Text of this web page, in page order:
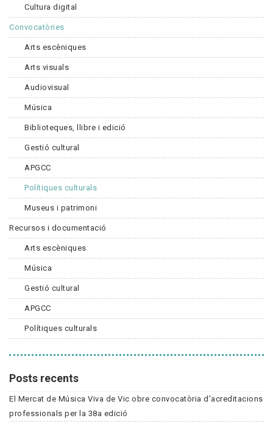
Cultura digital
Convocatòries
Arts escèniques
Arts visuals
Audiovisual
Música
Biblioteques, llibre i edició
Gestió cultural
APGCC
Polítiques culturals
Museus i patrimoni
Recursos i documentació
Arts escèniques
Música
Gestió cultural
APGCC
Polítiques culturals
Posts recents
El Mercat de Música Viva de Vic obre convocatòria d'acreditacions
professionals per la 38a edició